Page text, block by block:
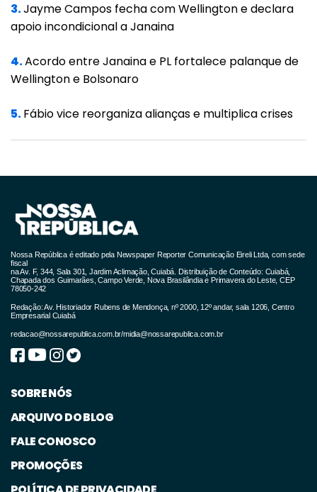
3.Jayme Campos fecha com Wellington e declara
apoio incondicional a Janaina
4.Acordo entre Janaina e PL fortalece palanque de
Wellington e Bolsonaro
5.Fábio vice reorganiza alianças e multiplica crises
Nossa República é editado pela Newspaper Reporter Comunicação Eireli Ltda, com sede
fiscal
na Av. F, 344, Sala 301, Jardim Aclimação, Cuiabá. Distribuição de Conteúdo: Cuiabá,
Chapada dos Guimarães, Campo Verde, Nova Brasilândia e Primavera do Leste, CEP
78050-242
Redação: Av. Historiador Rubens de Mendonça, nº 2000, 12º andar, sala 1206, Centro
Empresarial Cuiabá
redacao@nossarepublica.com.br/midia@nossarepublica.com.br
SOBRE NÓS
ARQUIVO DO BLOG
FALE CONOSCO
PROMOÇÕES